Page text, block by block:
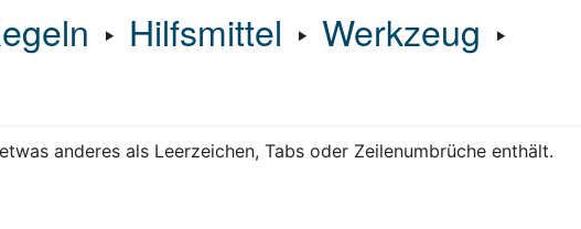
‣ Hilfsmittel ‣ Werkzeug ‣
anderes als Leerzeichen, Tabs oder Zeilenumbrüche enthält.